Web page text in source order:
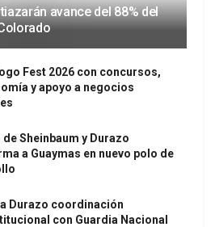
avance del 88% del
Fest 2026 con concursos,
y apoyo a negocios
Sheinbaum y Durazo
a Guaymas en nuevo polo de
Durazo coordinación
con Guardia Nacional